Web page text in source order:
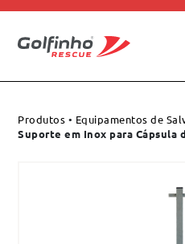
Produtos • Equipamentos de
Suporte em Inox para Cápsula